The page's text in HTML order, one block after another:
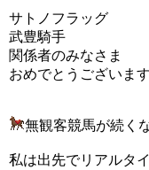
サトノフラッグ
武豊騎手
関係者のみなさま
おめでとうございま
無観客競馬が続く
私は出先でリアルタ